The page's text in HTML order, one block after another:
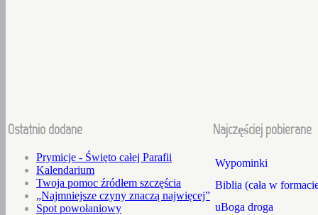
Ostatnio dodane
Prymicje - Święto całej Parafii
Kalendarium
Twoja pomoc źródłem szczęścia
„Najmniejsze czyny znaczą najwięcej”
Spot powołaniowy
Najczęściej pobierane
Wypominki
Biblia (cała w
uBoga droga